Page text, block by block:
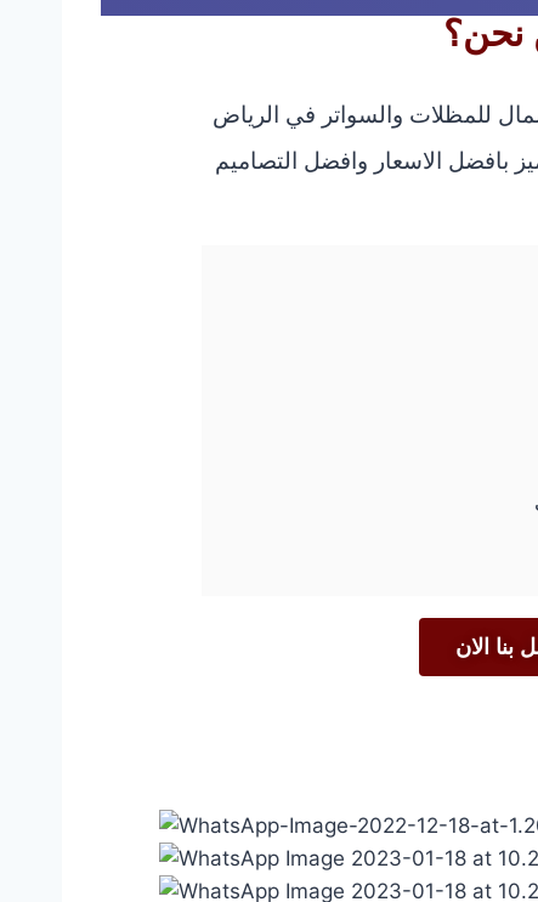
نحن؟
للمظلات والسواتر في الرياض
الاسعار وافضل التصاميم
بنا الان